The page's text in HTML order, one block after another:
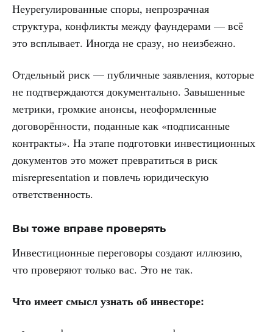
Неурегулированные споры, непрозрачная
структура, конфликты между фаундерами — всё
это всплывает. Иногда не сразу, но неизбежно.
Отдельный риск — публичные заявления, которые
не подтверждаются документально. Завышенные
метрики, громкие анонсы, неоформленные
договорённости, поданные как «подписанные
контракты». На этапе подготовки инвестиционных
документов это может превратиться в риск
misrepresentation и повлечь юридическую
ответственность.
Вы тоже вправе проверять
Инвестиционные переговоры создают иллюзию,
что проверяют только вас. Это не так.
Что имеет смысл узнать об инвесторе: